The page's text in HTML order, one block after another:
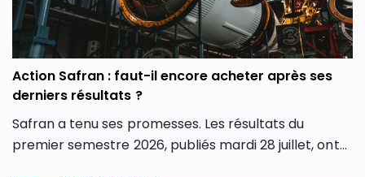
marchés.
Action Safran : faut-il encore acheter après ses
derniers résultats ?
Safran a tenu ses promesses. Les résultats du
premier semestre 2026, publiés mardi 28 juillet, ont